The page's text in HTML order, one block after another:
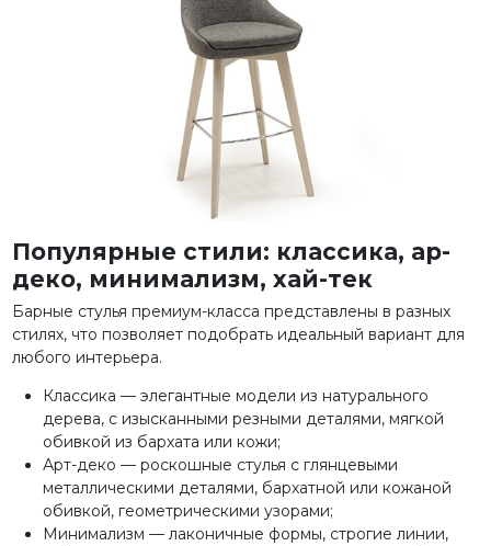
Популярные стили: классика, ар-
деко, минимализм, хай-тек
Барные стулья премиум-класса представлены в разных
стилях, что позволяет подобрать идеальный вариант для
любого интерьера.
Классика — элегантные модели из натурального
дерева, с изысканными резными деталями, мягкой
обивкой из бархата или кожи;
Арт-деко — роскошные стулья с глянцевыми
металлическими деталями, бархатной или кожаной
обивкой, геометрическими узорами;
Минимализм — лаконичные формы, строгие линии,